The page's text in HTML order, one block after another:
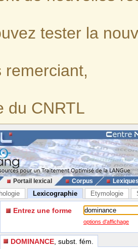
tester la
remerciant,
du CNRTL
Portail lexical Corpus
Lexicographie Etymologie
Entrez une forme
options d'affichage
DOMINANCE , subst. fém.